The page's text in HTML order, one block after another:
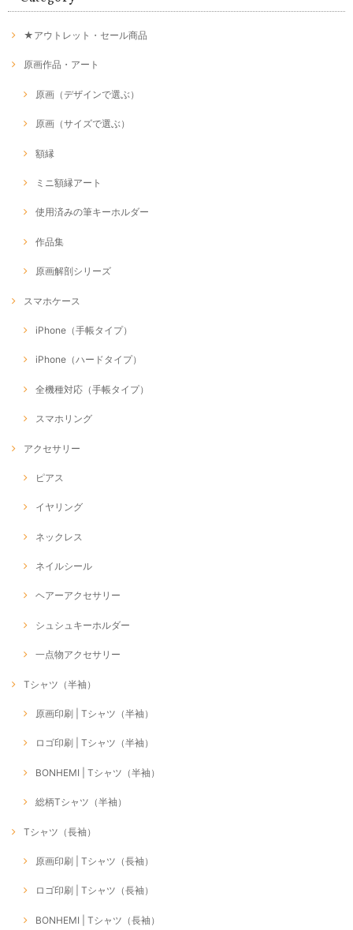
★アウトレット・セール商品
原画作品・アート
原画（デザインで選ぶ）
原画（サイズで選ぶ）
額縁
ミニ額縁アート
使用済みの筆キーホルダー
作品集
原画解剖シリーズ
スマホケース
iPhone（手帳タイプ）
iPhone（ハードタイプ）
全機種対応（手帳タイプ）
スマホリング
アクセサリー
ピアス
イヤリング
ネックレス
ネイルシール
ヘアーアクセサリー
シュシュキーホルダー
一点物アクセサリー
Tシャツ（半袖）
原画印刷 | Tシャツ（半袖）
ロゴ印刷 | Tシャツ（半袖）
BONHEMI | Tシャツ（半袖）
総柄Tシャツ（半袖）
Tシャツ（長袖）
原画印刷 | Tシャツ（長袖）
ロゴ印刷 | Tシャツ（長袖）
BONHEMI | Tシャツ（長袖）